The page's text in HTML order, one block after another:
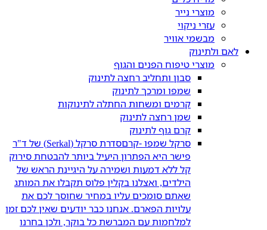
מוצרי נייר
עזרי ניקוי
מבשמי אוויר
לאם ולתינוק
מוצרי טיפוח הפנים והגוף
סבון ותחליב רחצה לתינוק
שמפו ומרכך לתינוק
קרמים ומשחות החתלה לתינוקות
שמן רחצה לתינוק
קרם גוף לתינוק
סרקל שמפו -קרם
סדרת סרקל (Serkal) של ד"ר
פישר היא הפתרון היעיל ביותר להבטחת סירוק
קל ללא דמעות ושמירה על היגיינת הראש של
הילדים, ואצלנו בקלין פלוס תקבלו את המותג
שאתם סומכים עליו במחיר שחוסך לכם את
עלויות הפארם. אנחנו כבר יודעים שאין לכם זמן
למלחמות עם המברשת כל בוקר, ולכן בחרנו